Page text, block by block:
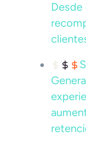
Desde